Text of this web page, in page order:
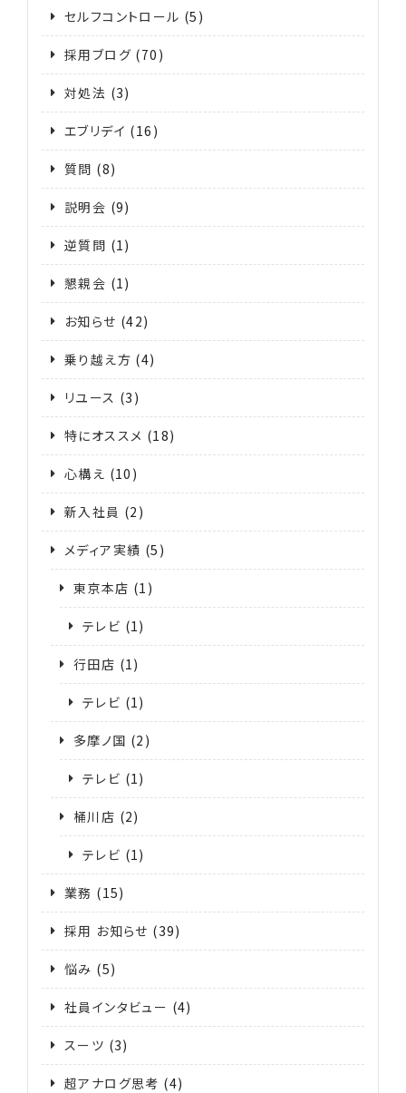
セルフコントロール (5)
採用ブログ (70)
対処法 (3)
エブリデイ (16)
質問 (8)
説明会 (9)
逆質問 (1)
懇親会 (1)
お知らせ (42)
乗り越え方 (4)
リユース (3)
特にオススメ (18)
心構え (10)
新入社員 (2)
メディア実績 (5)
東京本店 (1)
テレビ (1)
行田店 (1)
テレビ (1)
多摩ノ国 (2)
テレビ (1)
桶川店 (2)
テレビ (1)
業務 (15)
採用 お知らせ (39)
悩み (5)
社員インタビュー (4)
スーツ (3)
超アナログ思考 (4)